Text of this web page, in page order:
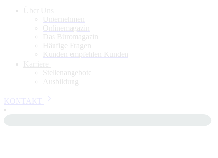
Unternehmen
Onlinemagazin
Das Büromagazin
Häufige Fragen
Kunden empfehlen Kunden
Stellenangebote
Ausbildung
KONTAKT